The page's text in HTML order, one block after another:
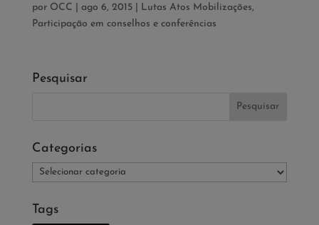
por OCC ago 6, 2015| Lutas Atos Mobilizações,
Participação em conselhos e conferências
Pesquisar
Categorias
Categorias
Tags